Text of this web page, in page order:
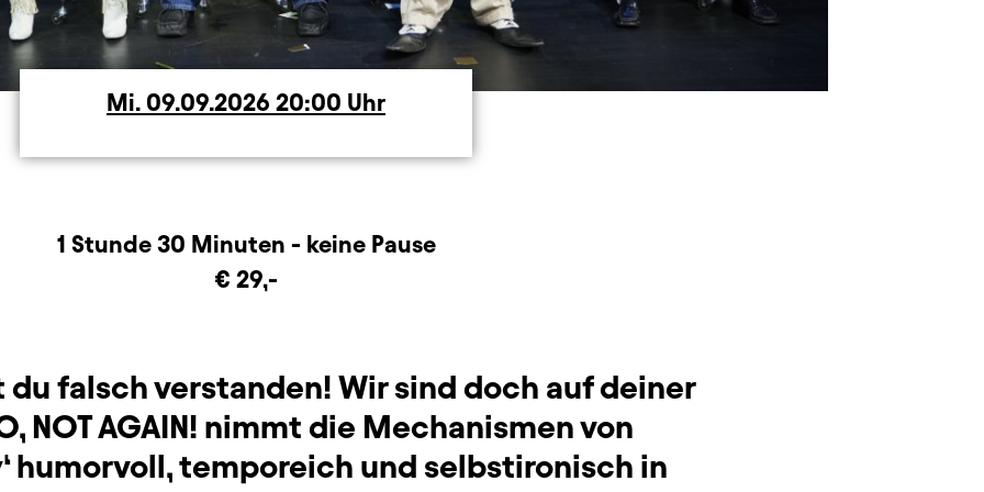
Mi. Mittwoch
09.09.2026 20:00 Uhr
1 Stunde 30 Minuten - keine Pause
€ 29,-
du falsch verstanden! Wir sind doch auf deiner
NOT AGAIN! nimmt die Mechanismen von
humorvoll, temporeich und selbstironisch in